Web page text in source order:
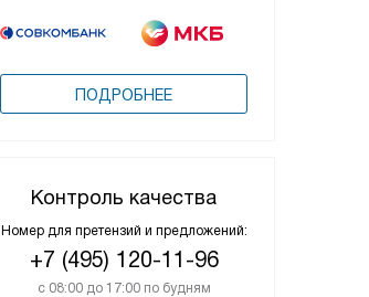
ПОДРОБНЕЕ
Контроль качества
Номер для претензий и предложений:
+7 (495) 120-11-96
с 08:00 до 17:00 по будням